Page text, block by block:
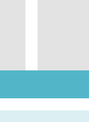
sans